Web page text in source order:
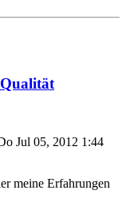
Jul 05, 2012 1:44
meine Erfahrungen